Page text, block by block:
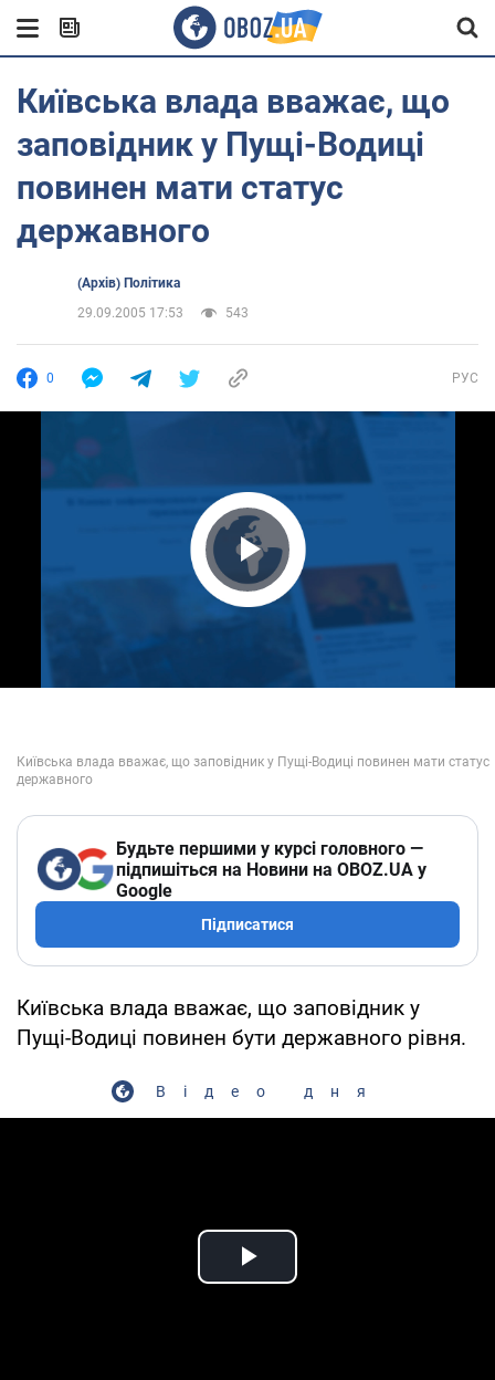
Київська влада вважає, що
заповідник у Пущі-Водиці
повинен мати статус
державного
(Архів) Політика
29.09.2005 17:53
543
0 РУС
Play Video
Будьте першими у курсі головного —
підпишіться на Новини на OBOZ.UA у
Google
Підписатися
Київська влада вважає, що заповідник у
Пущі-Водиці повинен бути державного рівня.
Відео дня
Play Video